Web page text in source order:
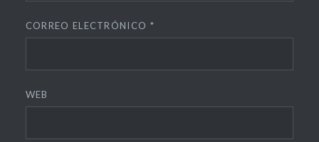
CORREO ELECTRÓNICO *
WEB